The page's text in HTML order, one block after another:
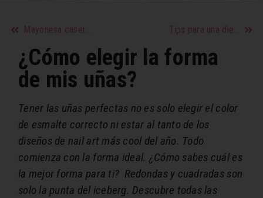
Mayonesa casera para cuidar el cabello Tips para una dieta saludable
¿Cómo elegir la forma
de mis uñas?
Tener las uñas perfectas no es solo elegir el color
de esmalte correcto ni estar al tanto de los
diseños de nail art más cool del año. Todo
comienza con la forma ideal. ¿Cómo sabes cuál es
la mejor forma para ti? Redondas y cuadradas son
solo la punta del iceberg. Descubre todas las